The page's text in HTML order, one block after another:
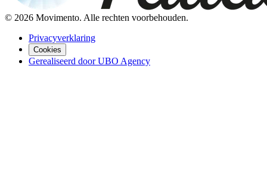
© 2026 Movimento. Alle rechten voorbehouden.
Privacyverklaring
Cookies
Gerealiseerd door UBO Agency